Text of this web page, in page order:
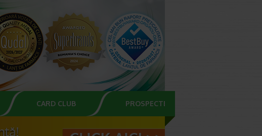
CARD CLUB PROSPECTE